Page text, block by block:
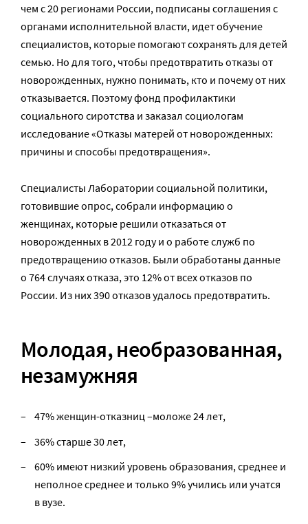
чем с 20 регионами России, подписаны соглашения с
органами исполнительной власти, идет обучение
специалистов, которые помогают сохранять для детей
семью. Но для того, чтобы предотвратить отказы от
новорожденных, нужно понимать, кто и почему от них
отказывается. Поэтому фонд профилактики
социального сиротства и заказал социологам
исследование «Отказы матерей от новорожденных:
причины и способы предотвращения».
Специалисты Лаборатории социальной политики,
готовившие опрос, собрали информацию о
женщинах, которые решили отказаться от
новорожденных в 2012 году и о работе служб по
предотвращению отказов. Были обработаны данные
о 764 случаях отказа, это 12% от всех отказов по
России. Из них 390 отказов удалось предотвратить.
Молодая, необразованная,
незамужняя
47% женщин-отказниц –моложе 24 лет,
36% старше 30 лет,
60% имеют низкий уровень образования, среднее и
неполное среднее и только 9% учились или учатся
в вузе.